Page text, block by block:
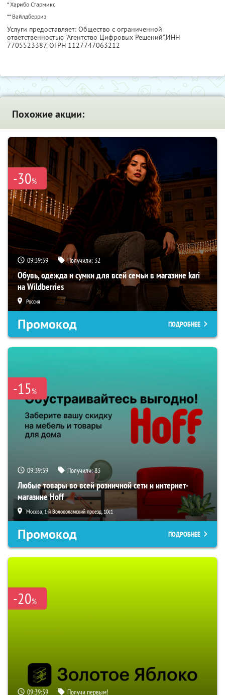
* Харибо Стармикс
** Вайлдберриз
Услуги предоставляет: Общество с ограниченной
ответственностью "Агентство Цифровых Решений",ИНН
7705523387, ОГРН 1127747063212
Похожие акции:
-30%
09:39:59 Получили: 32
Обувь, одежда и сумки для всей семьи в магазине kari
на Wildberries
Россия
Промокод ПОДРОБНЕЕ
-15%
09:39:59 Получили:83
Любые товары во всей розничной сети и интернет-
магазине Hoff
Москва, 1-й Волоколамский проезд, 10с1
Промокод ПОДРОБНЕЕ
-20%
09:39:59 Получи первым!